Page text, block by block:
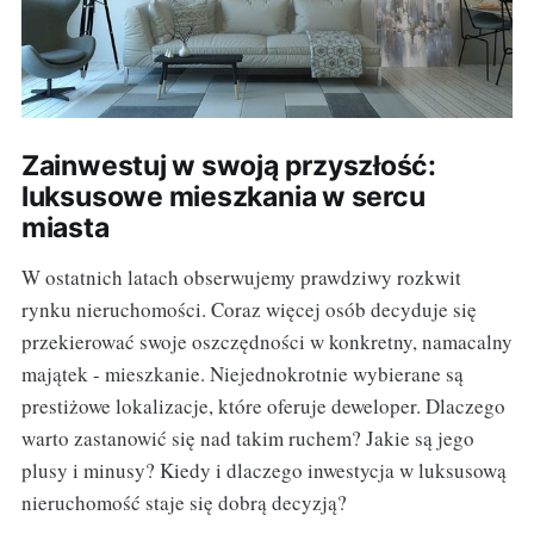
Zainwestuj w swoją przyszłość:
luksusowe mieszkania w sercu
miasta
W ostatnich latach obserwujemy prawdziwy rozkwit
rynku nieruchomości. Coraz więcej osób decyduje się
przekierować swoje oszczędności w konkretny, namacalny
majątek - mieszkanie. Niejednokrotnie wybierane są
prestiżowe lokalizacje, które oferuje deweloper. Dlaczego
warto zastanowić się nad takim ruchem? Jakie są jego
plusy i minusy? Kiedy i dlaczego inwestycja w luksusową
nieruchomość staje się dobrą decyzją?